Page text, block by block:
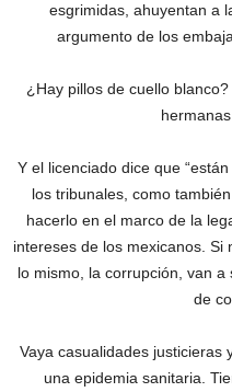
esgrimidas, ahuyentan a
argumento de los
¿Hay pillos de cuello
Y el licenciado dice que
los tribunales, como
hacerlo en el marco de la
intereses de los mexicanos.
lo mismo, la corrupción, van
de
Vaya casualidades justicieras
una epidemia sanitaria.